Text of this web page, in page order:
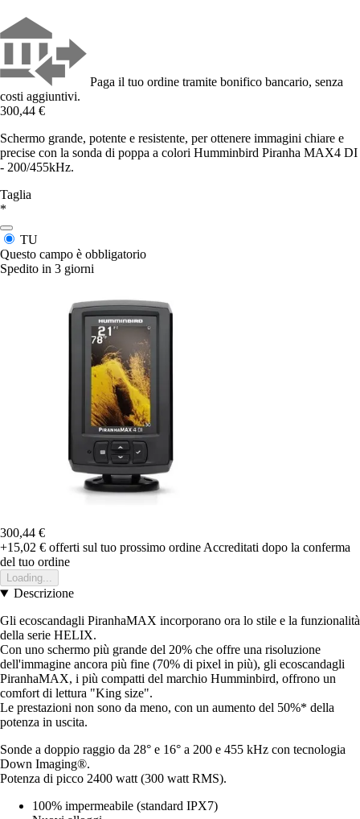
Paga il tuo ordine tramite bonifico bancario, senza
costi aggiuntivi.
300,44 €
Schermo grande, potente e resistente, per ottenere immagini chiare e
precise con la sonda di poppa a colori Humminbird Piranha MAX4 DI
- 200/455kHz.
Taglia
*
TU
Questo campo è obbligatorio
Spedito in 3 giorni
300,44 €
+15,02 € offerti sul tuo prossimo ordine Accreditati dopo la conferma
del tuo ordine
Loading...
Descrizione
Gli ecoscandagli PiranhaMAX incorporano ora lo stile e la funzionalità
della serie HELIX.
Con uno schermo più grande del 20% che offre una risoluzione
dell'immagine ancora più fine (70% di pixel in più), gli ecoscandagli
PiranhaMAX, i più compatti del marchio Humminbird, offrono un
comfort di lettura "King size".
Le prestazioni non sono da meno, con un aumento del 50%* della
potenza in uscita.
Sonde a doppio raggio da 28° e 16° a 200 e 455 kHz con tecnologia
Down Imaging®.
Potenza di picco 2400 watt (300 watt RMS).
100% impermeabile (standard IPX7)